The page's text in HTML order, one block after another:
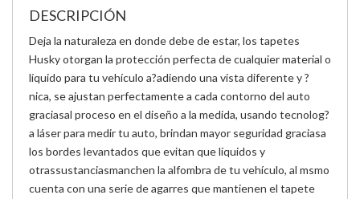
DESCRIPCIÓN
Deja la naturaleza en donde debe de estar, los tapetes
Husky otorgan la protección perfecta de cualquier material o
líquido para tu vehículo a?adiendo una vista diferente y ?
nica, se ajustan perfectamente a cada contorno del auto
graciasal proceso en el diseño a la medida, usando tecnolog?
a láser para medir tu auto, brindan mayor seguridad graciasa
los bordes levantados que evitan que líquidos y
otrassustanciasmanchen la alfombra de tu vehículo, al msmo
cuenta con una serie de agarres que mantienen el tapete